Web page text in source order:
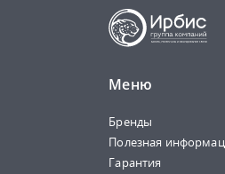
Меню
Бренды
Полезная
Гарантия